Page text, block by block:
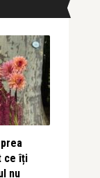
ce îți
nu